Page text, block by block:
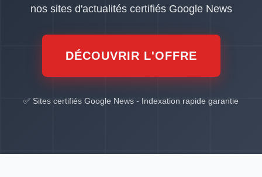
nos sites d'actualités certifiés Google News
DÉCOUVRIR L'OFFRE
✅ Sites certifiés Google News - Indexation rapide garantie